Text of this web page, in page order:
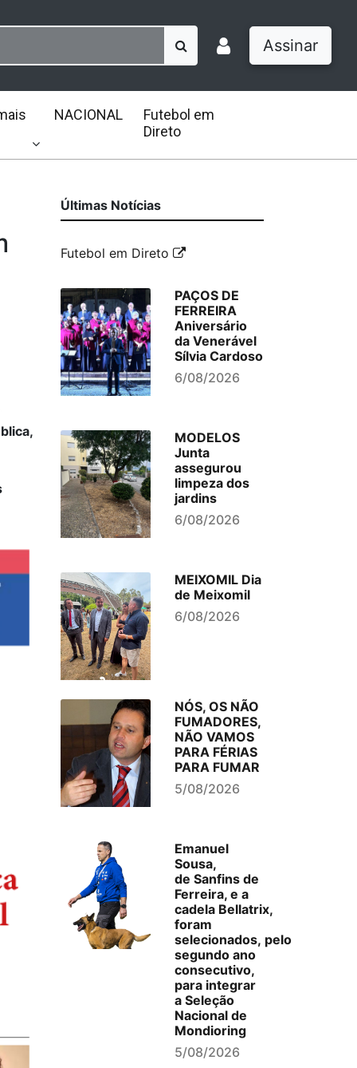
Assinar
NACIONAL
Futebol em
Direto
Últimas Notícias
Futebol em Direto
PAÇOS DE
FERREIRA
Aniversário
da Venerável
Sílvia Cardoso
6/08/2026
MODELOS
Junta
assegurou
limpeza dos
jardins
6/08/2026
MEIXOMIL Dia
de Meixomil
6/08/2026
NÓS, OS NÃO
FUMADORES,
NÃO VAMOS
PARA FÉRIAS
PARA FUMAR
5/08/2026
Emanuel
Sousa,
de Sanfins de
Ferreira, e a
cadela Bellatrix,
foram
selecionados, pelo
segundo ano
consecutivo,
para integrar
a Seleção
Nacional de
Mondioring
5/08/2026